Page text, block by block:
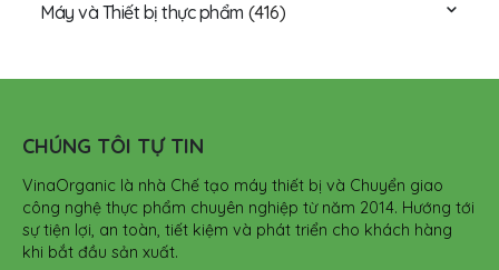
Máy và Thiết bị thực phẩm (416)
CHÚNG TÔI TỰ TIN
VinaOrganic là nhà Chế tạo máy thiết bị và Chuyển giao
công nghệ thực phẩm chuyên nghiệp từ năm 2014. Hướng tới
sự tiện lợi, an toàn, tiết kiệm và phát triển cho khách hàng
khi bắt đầu sản xuất.